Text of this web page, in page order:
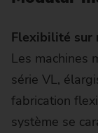
Flexibilité sur
Les machines
série VL,
fabrication
système se